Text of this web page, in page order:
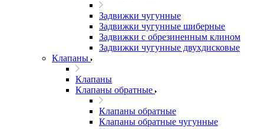
Задвижки чугунные
Задвижки чугунные шиберные
Задвижки с обрезиненным клином
Задвижки чугунные двухдисковые
Клапаны
Клапаны
Клапаны обратные
Клапаны обратные
Клапаны обратные чугунные